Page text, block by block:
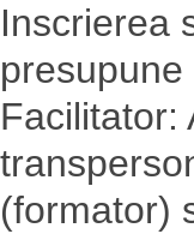
Inscrierea
Facilitator:
(formator)